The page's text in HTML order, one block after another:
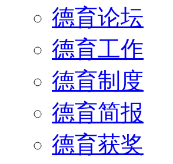
德育论坛
德育工作
德育制度
德育简报
德育获奖